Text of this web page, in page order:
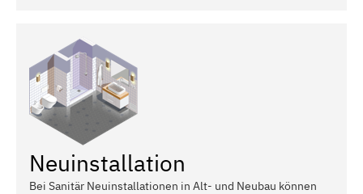
Neuinstallation
Bei Sanitär Neuinstallationen in Alt- und Neubau können